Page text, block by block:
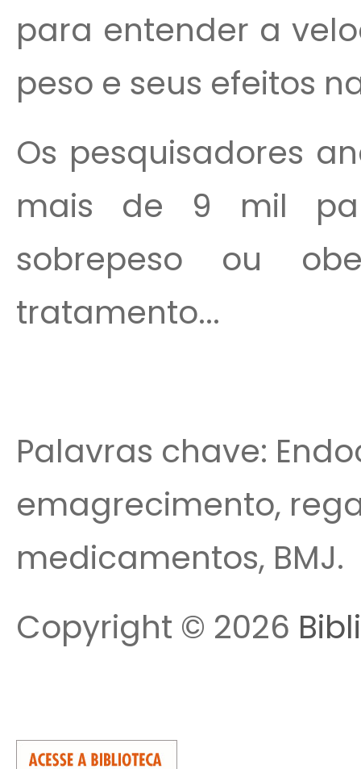
para entender a
peso e seus efeitos
Os pesquisadores
mais de 9 mil
sobrepeso ou
tratamento...
Palavras chave:
emagrecimento,
medicamentos, BMJ.
Copyright © 2026